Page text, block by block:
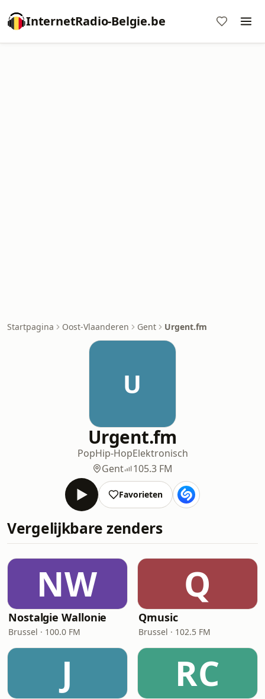
InternetRadio-Belgie.be
Startpagina Oost-Vlaanderen Gent Urgent.fm
U
Urgent.fm
PopHip-HopElektronisch
Gent
105.3 FM
Favorieten
Vergelijkbare zenders
NW
Nostalgie Wallonie
Brussel · 100.0 FM
Q
Qmusic
Brussel · 102.5 FM
J RC